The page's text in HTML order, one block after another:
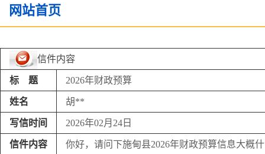
网站首页
信件内容
标 题 2026年财政预算
姓名 胡**
写信时间 2026年02月24日
信件内容 你好，请问下施甸县2026年财政预算信息大概